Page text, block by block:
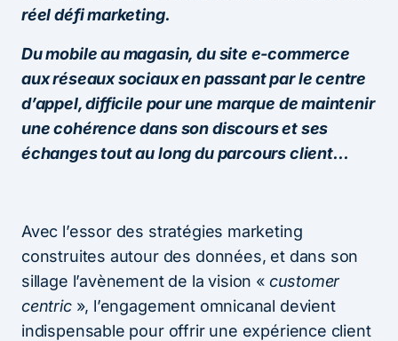
réel défi marketing.
Du mobile au magasin, du site e-commerce
aux réseaux sociaux en passant par le centre
d’appel, difficile pour une marque de maintenir
une cohérence dans son discours et ses
échanges tout au long du parcours client…
Avec l’essor des stratégies marketing
construites autour des données, et dans son
sillage l’avènement de la vision « customer
centric», l’engagement omnicanal devient
indispensable pour offrir une expérience client